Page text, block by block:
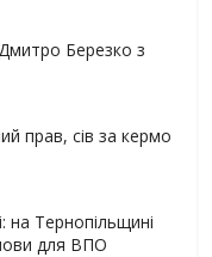
Березко з
прав, сів за кермо
на Тернопільщині
для ВПО